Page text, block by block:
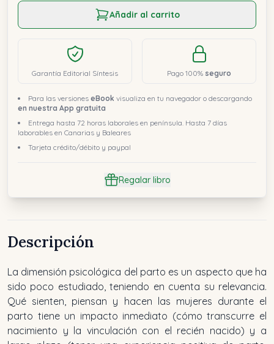
Añadir al carrito
Garantía Editorial Síntesis Pago 100% seguro
Para las versiones eBook visualiza en tu navegador o descargando
en nuestra App gratuita
Entrega hasta 72 horas laborales en península. Hasta 7 días
laborables en Canarias y Baleares
Tarjeta crédito/débito y paypal
Regalar libro
Descripción
La dimensión psicológica del parto es un aspecto que ha
sido poco estudiado, teniendo en cuenta su relevancia.
Qué sienten, piensan y hacen las mujeres durante el
parto tiene un impacto inmediato (cómo transcurre el
nacimiento y la vinculación con el recién nacido) y a